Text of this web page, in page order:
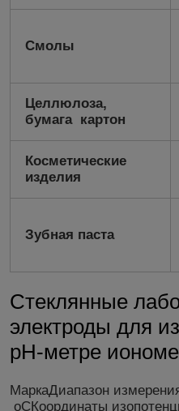
Смолы
Целлюлоза,
бумага картон
Косметические
изделия
Зубная паста
Стеклянные
электроды для
pH-метре
МаркаДиапазон
оСКоординаты